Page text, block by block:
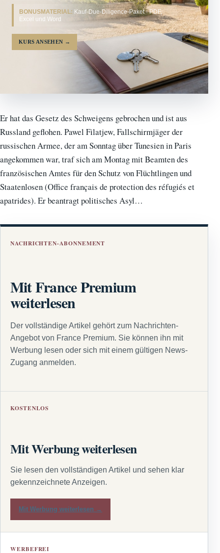
BONUSMATERIAL: Kauf-Due-Diligence-Paket · PDF,
Excel und Word
KURS ANSEHEN →
Er hat das Gesetz des Schweigens gebrochen und ist aus
Russland geflohen. Pawel Filatjew, Fallschirmjäger der
russischen Armee, der am Sonntag über Tunesien in Paris
angekommen war, traf sich am Montag mit Beamten des
französischen Amtes für den Schutz von Flüchtlingen und
Staatenlosen (Office français de protection des réfugiés et
apatrides). Er beantragt politisches Asyl…
NACHRICHTEN-ABONNEMENT
Mit France Premium
weiterlesen
Der vollständige Artikel gehört zum Nachrichten-
Angebot von France Premium. Sie können ihn mit
Werbung lesen oder sich mit einem gültigen News-
Zugang anmelden.
KOSTENLOS
Mit Werbung weiterlesen
Sie lesen den vollständigen Artikel und sehen klar
gekennzeichnete Anzeigen.
Mit Werbung weiterlesen →
WERBEFREI